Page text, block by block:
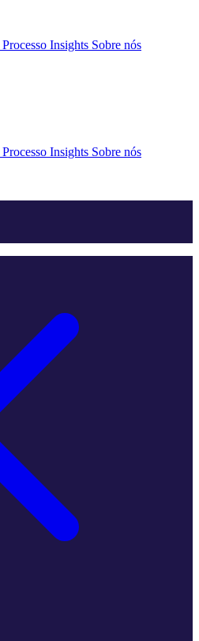
Processo Insights Sobre nós
Processo Insights Sobre nós